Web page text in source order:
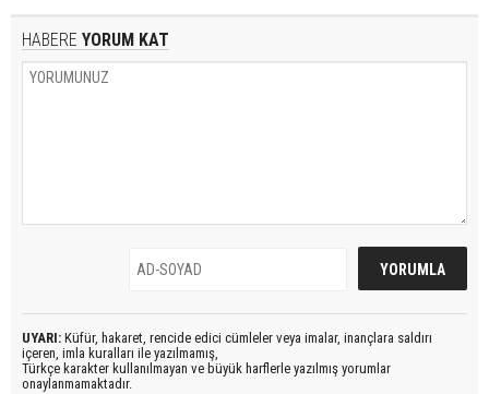
HABERE YORUM KAT
UYARI: Küfür, hakaret, rencide edici cümleler veya imalar, inançlara saldırı
içeren, imla kuralları ile yazılmamış,
Türkçe karakter kullanılmayan ve büyük harflerle yazılmış yorumlar
onaylanmamaktadır.